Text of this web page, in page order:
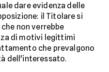
dare evidenza delle
il Titolare si
non verrebbe
di motivi legittimi
che prevalgono
dell'interessato.